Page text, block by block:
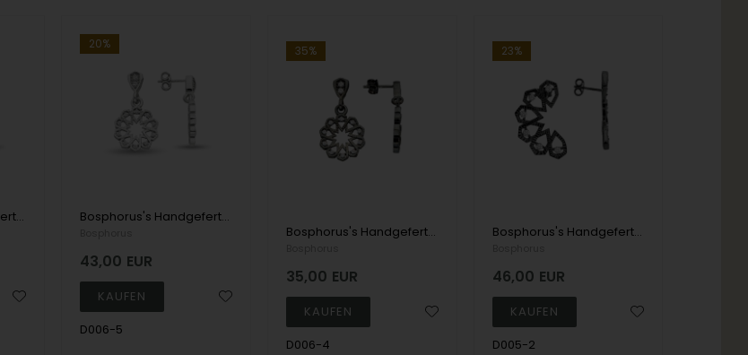
Bosphorus's Handgefertigter Fingerring aus 8 kt Gold mit 1 Diamanten im Brillantschliff
20%
Bosphorus's Handgefertigter Fingerring aus 14 kt Gold mit 1 Diamanten im Brillantschliff
43,00 EUR
D006-5
35%
Bosphorus's Handgefertigter Fingerring aus 8 kt Gold mit zwei Herzen
35,00 EUR
D006-4
23%
Bosphorus's Handgefertigter Fingerring aus 14 kt Gold mit zwei Herzen
46,00 EUR
D005-2